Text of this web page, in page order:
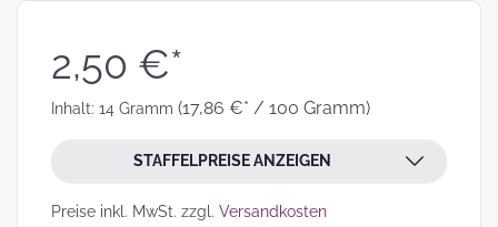
2,50 €*
Inhalt: 14 Gramm (17,86 €* / 100 Gramm)
STAFFELPREISE ANZEIGEN
Preise inkl. MwSt. zzgl. Versandkosten